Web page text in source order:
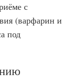
с
(варфарин и
под